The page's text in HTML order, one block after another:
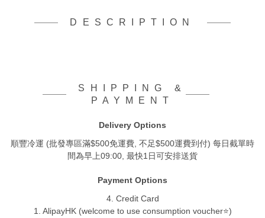
DESCRIPTION
SHIPPING &
PAYMENT
Delivery Options
順豐冷運 (批發專區滿$500免運費, 不足$500運費到付) 每日截單時
間為早上09:00, 最快1日可安排送貨
Payment Options
4. Credit Card
1. AlipayHK (welcome to use consumption voucher⭐)